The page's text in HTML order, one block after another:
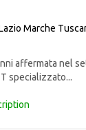
Marche
affermata nel
specializzato...